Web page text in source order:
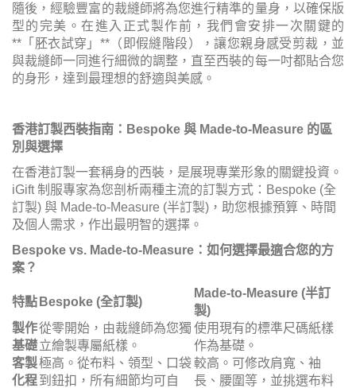
隨後，經驗豐富的裁縫師將為您進行精準的量身，以確保版
型的完美。在進入正式製作前，我們會安排一次關鍵的
**「胚衣試穿」**（即假縫階段），讓您親身感受剪裁，並
與裁縫師一同進行細微的調整，直至西裝的每一吋都貼合您
的身形，達到最理想的舒適與美感。
香港訂製西裝指南：Bespoke 與 Made-to-Measure 的區
別與選擇
在香港訂製一套稱身的西裝，是展現專業形象的關鍵投資。
iGift 制服專家為您剖析兩種主流的訂製方式：Bespoke (全
訂製) 與 Made-to-Measure (半訂製)，助您根據預算、時間
及個人需求，作出最明智的選擇。
Bespoke vs. Made-to-Measure：如何選擇最適合您的方
案？
特點 Bespoke (全訂製)
Made-to-Measure (半訂
製)
製作
基礎
從零開始，由裁縫師為您獨
立繪製專屬紙樣。
使用現有的標準尺碼紙樣
作為基礎。
客製
化程
極高。從布料、領型、口袋
到鈕扣，所有細節均可自
較高。可修改肩寬、袖
長、腰圍等，並挑選布料